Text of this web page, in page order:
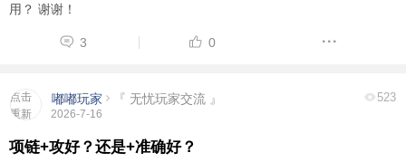
用？ 谢谢！
3 0
点击
重新
嘟嘟玩家 『 无忧玩家交流 』
2026-7-16
523
项链+攻好？还是+准确好？